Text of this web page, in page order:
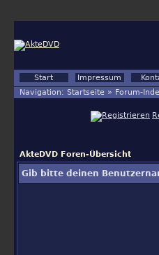
Start Impressum
Navigation: Startseite » Forum-
AkteDVD Foren-Übersicht
Gib bitte deinen